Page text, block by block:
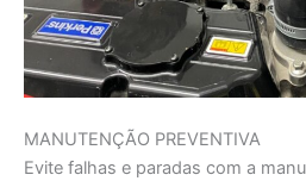
MANUTENÇÃO PREVENTIVA
Evite falhas e paradas com a